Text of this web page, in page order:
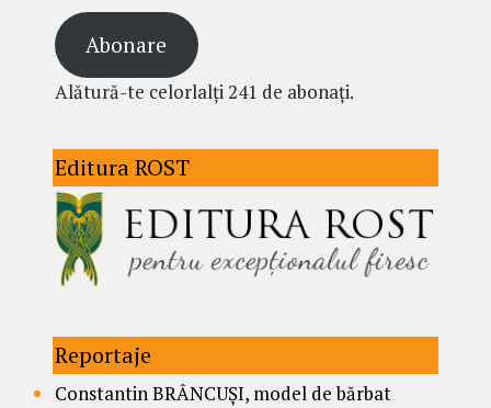
Abonare
Alătură-te celorlalți 241 de abonați.
Editura ROST
Reportaje
Constantin BRÂNCUȘI, model de bărbat